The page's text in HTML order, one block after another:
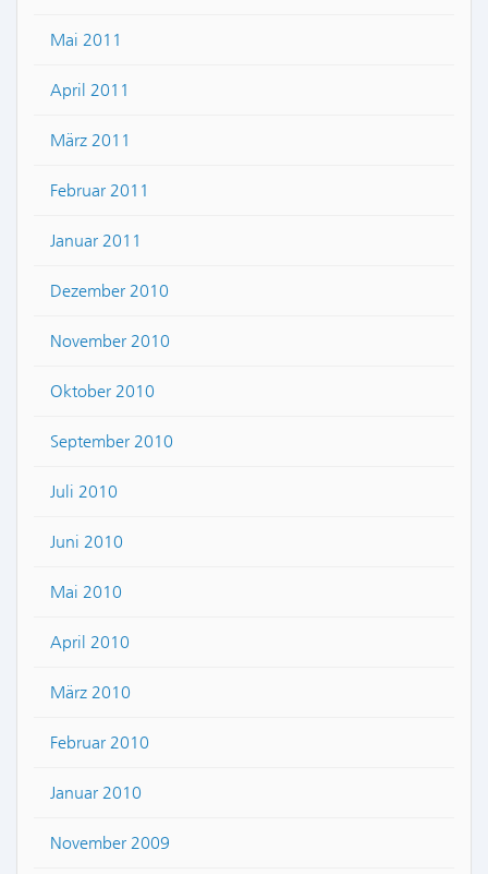
Mai 2011
April 2011
März 2011
Februar 2011
Januar 2011
Dezember 2010
November 2010
Oktober 2010
September 2010
Juli 2010
Juni 2010
Mai 2010
April 2010
März 2010
Februar 2010
Januar 2010
November 2009